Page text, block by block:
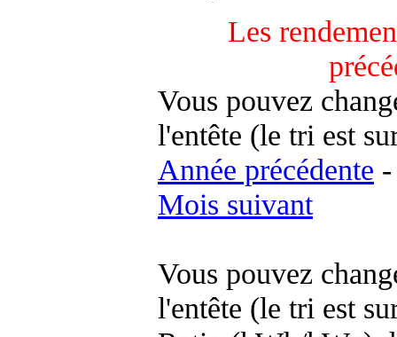
Les
Vous pouvez
l'entête (le tri est
Année précédente -
Mois suivant
Vous pouvez
l'entête (le tri est